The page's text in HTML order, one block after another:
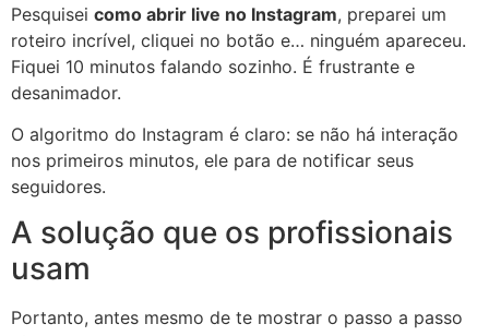
Pesquisei como abrir live no Instagram, preparei um
roteiro incrível, cliquei no botão e… ninguém apareceu.
Fiquei 10 minutos falando sozinho. É frustrante e
desanimador.
O algoritmo do Instagram é claro: se não há interação
nos primeiros minutos, ele para de notificar seus
seguidores.
A solução que os profissionais
usam
Portanto, antes mesmo de te mostrar o passo a passo